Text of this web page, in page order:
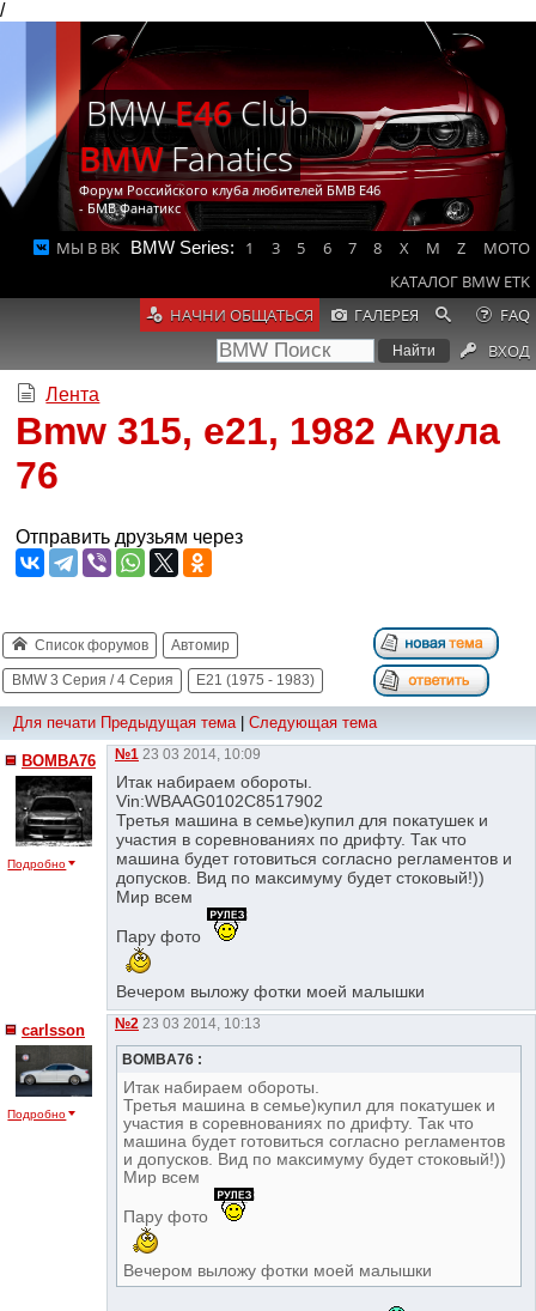
/
BMWE46Club
BMWFanatics
Форум Российского клуба любителей БМВ Е46
- БМВ Фанатикс
МЫ В ВК BMW Series: 1 3 5 6 7 8 X M Z
MOTO
КАТАЛОГ BMW ETK
НАЧНИ ОБЩАТЬСЯ
ГАЛЕРЕЯ
FAQ
ВХОД
Лента
Bmw 315, e21, 1982 Акула
76
Отправить друзьям через
Список форумов Автомир
BMW 3 Серия / 4 Серия E21 (1975 - 1983)
Для печати Предыдущая тема| Следующая тема
BOMBA76
Подробно
№1 23 03 2014, 10:09
Итак набираем обороты.
Vin:WBAAG0102C8517902
Третья машина в семье)купил для покатушек и
участия в соревнованиях по дрифту. Так что
машина будет готовиться согласно регламентов и
допусков. Вид по максимуму будет стоковый!))
Мир всем
Пару фото
Вечером выложу фотки моей малышки
сarlsson
Подробно
№2 23 03 2014, 10:13
BOMBA76 :
Итак набираем обороты.
Третья машина в семье)купил для покатушек и
участия в соревнованиях по дрифту. Так что
машина будет готовиться согласно регламентов
и допусков. Вид по максимуму будет стоковый!))
Мир всем
Пару фото
Вечером выложу фотки моей малышки